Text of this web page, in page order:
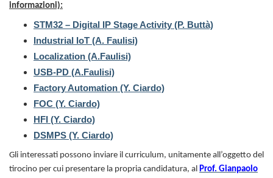
informazioni):
STM32 – Digital IP Stage Activity (P. Buttà)
Industrial IoT (A. Faulisi)
Localization (A.Faulisi)
USB-PD (A.Faulisi)
Factory Automation (Y. Ciardo)
FOC (Y. Ciardo)
HFI (Y. Ciardo)
DSMPS (Y. Ciardo)
Gli interessati possono inviare il curriculum, unitamente all’oggetto del
tirocino per cui presentare la propria candidatura, al Prof. Gianpaolo